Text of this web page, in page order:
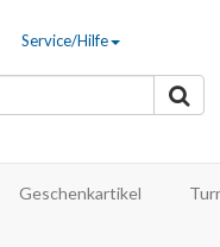
Service/Hilfe
Geschenkartikel